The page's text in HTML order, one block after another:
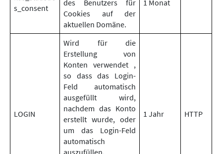
s_consent
des Benutzers für
Cookies auf der
aktuellen Domäne.
1 Monat
LOGIN
Wird für die
Erstellung von
Konten verwendet ,
so dass das Login-
Feld automatisch
ausgefüllt wird,
nachdem das Konto
erstellt wurde, oder
um das Login-Feld
automatisch
auszufüllen,
1 Jahr HTTP